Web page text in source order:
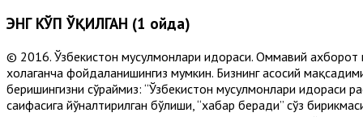
ЭНГ КЎП ЎҚИЛГАН (1 ойда)
© 2016. Ўзбекистон мусулмонлари идораси. Оммавий ахборот
хоҳлаганча фойдаланишингиз мумкин. Бизнинг асосий
беришингизни сўраймиз: “Ўзбекистон мусулмонлари идораси
саҳифасига йўналтирилган бўлиши, “хабар беради” сўз